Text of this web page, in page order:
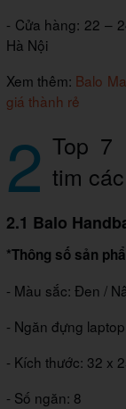
- Cửa hàng: 22 –
Hà Nội
Xem thêm: Balo
giá thành rẻ
2 Top 7
tim
2.1 Balo
*Thông số sản
- Màu sắc: Đen /
- Ngăn đựng
- Kích thước: 32 x
- Số ngăn: 8